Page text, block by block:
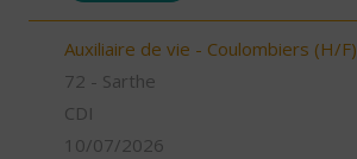
Auxiliaire de vie - Coulombiers (H/F)
72 - Sarthe
CDI
10/07/2026